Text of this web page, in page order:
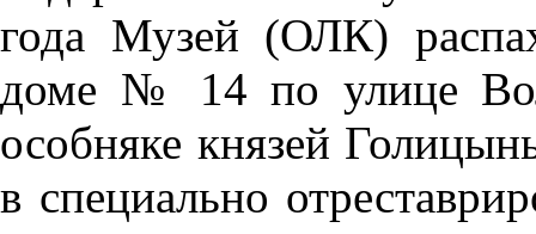
года Музей (ОЛК)
доме № 14 по улице
особняке князей
в специально